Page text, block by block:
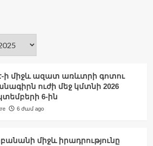
ի միջև ազատ առևտրի գոտու
ուժի մեջ կմտնի 2026
6-ին
6 ժամ ago
միջև իրադրությունը